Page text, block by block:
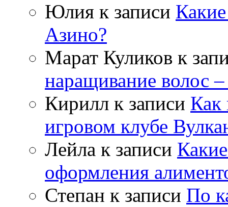
Юлия к записи
Азино?
Марат Куликов к
наращивание волос
Кирилл к записи Как
игровом клубе
Лейла к записи
оформления
Степан к записи По